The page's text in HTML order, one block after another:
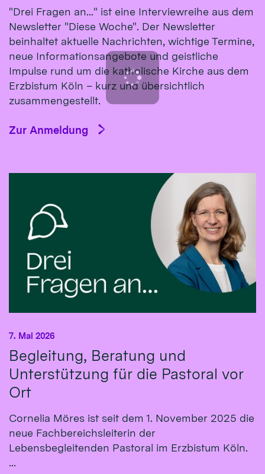
"Drei Fragen an..." ist eine Interviewreihe aus dem
Newsletter "Diese Woche". Der Newsletter
beinhaltet aktuelle Nachrichten, wichtige Termine,
neue Informationsangebote und geistliche
Impulse rund um die katholische Kirche aus dem
Erzbistum Köln – kurz und übersichtlich
zusammengestellt.
Zur Anmeldung
Begleitung, Beratung und
Unterstützung für die Pastoral vor
Ort
7. Mai 2026
Cornelia Möres ist seit dem 1. November 2025 die
neue Fachbereichsleiterin der
Lebensbegleitenden Pastoral im Erzbistum Köln.
...